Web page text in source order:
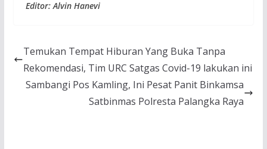
Editor: Alvin Hanevi
Temukan Tempat Hiburan Yang Buka Tanpa
Rekomendasi, Tim URC Satgas Covid-19 lakukan ini
Sambangi Pos Kamling, Ini Pesat Panit Binkamsa
Satbinmas Polresta Palangka Raya